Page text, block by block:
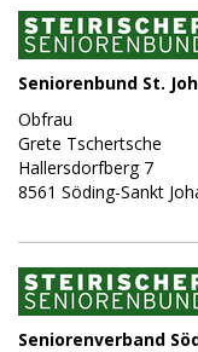
Seniorenbund St.
Obfrau
Grete Tschertsche
Hallersdorfberg 7
8561 Söding-Sankt
Seniorenverband